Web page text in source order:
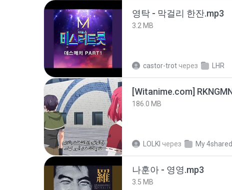
영탁 - 막걸리 한잔.mp3
3.2 MB
castor-trot через LHR
186.0 MB
LOLKI через My 4shared
나훈아 - 영영.mp3
3.5 MB